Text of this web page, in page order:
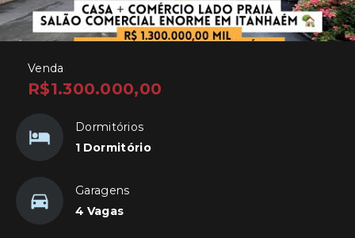
Venda
R$1.300.000,00
Dormitórios
1 Dormitório
Garagens
4 Vagas